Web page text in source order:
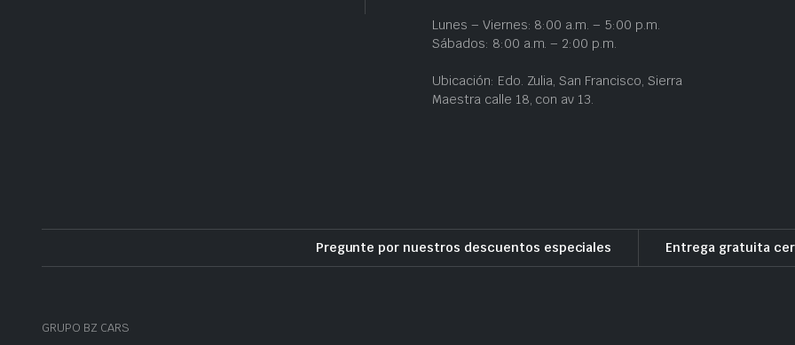
Lunes – Viernes: 8:00 a.m. – 5:00 p.m.
Sábados: 8:00 a.m. – 2:00 p.m.
Ubicación: Edo. Zulia, San Francisco, Sierra
Maestra calle 18, con av 13.
Pregunte por nuestros descuentos especiales Entrega gratuita
GRUPO BZ CARS